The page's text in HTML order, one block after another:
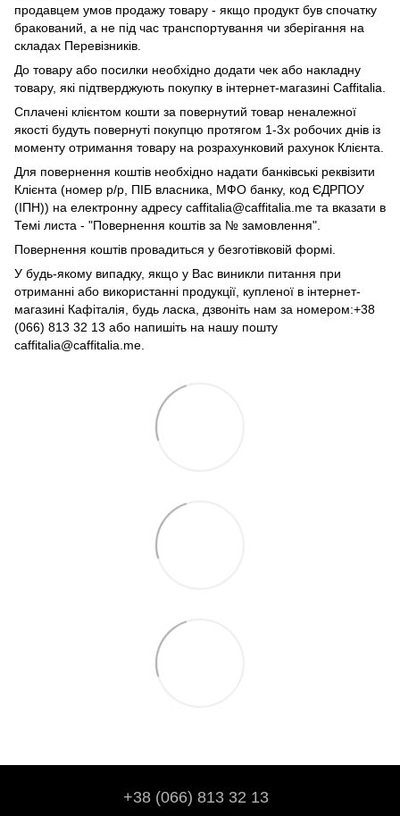
продавцем умов продажу товару - якщо продукт був спочатку
бракований, а не під час транспортування чи зберігання на
складах Перевізників.
До товару або посилки необхідно додати чек або накладну
товару, які підтверджують покупку в інтернет-магазині Caffitalia.
Сплачені клієнтом кошти за повернутий товар неналежної
якості будуть повернуті покупцю протягом 1-3х робочих днів із
моменту отримання товару на розрахунковий рахунок Клієнта.
Для повернення коштів необхідно надати банківські реквізити
Клієнта (номер р/р, ПІБ власника, МФО банку, код ЄДРПОУ
(ІПН)) на електронну адресу caffitalia@caffitalia.me та вказати в
Темі листа - "Повернення коштів за № замовлення".
Повернення коштів провадиться у безготівковій формі.
У будь-якому випадку, якщо у Вас виникли питання при
отриманні або використанні продукції, купленої в інтернет-
магазині Кафіталія, будь ласка, дзвоніть нам за номером:+38
(066) 813 32 13 або напишіть на нашу пошту
caffitalia@caffitalia.me.
+38 (066) 813 32 13